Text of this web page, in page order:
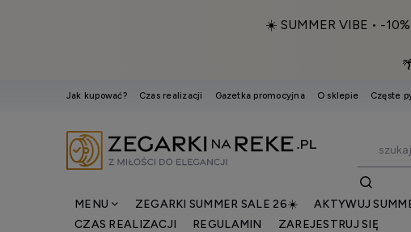
☀️ SUMMER VIBE • -
Jak kupować? Czas realizacji Gazetka promocyjna O sklepie Częste
MENU ZEGARKI SUMMER SALE 26☀️ AKTYWUJ
CZAS REALIZACJI
REGULAMIN
ZAREJESTRUJ SIĘ